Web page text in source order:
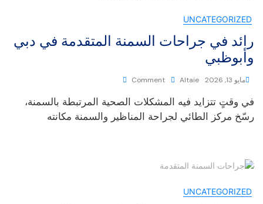
UNCATEGORIZED
رائد في جراحات السمنة المتقدمة في دبي
وأبوظبي
مايو 13, 2026 Altaie
Comment
في وقتٍ تتزايد فيه المشكلات الصحية المرتبطة بالسمنة،
رسّخ مركز الطائي لجراحة المناظير والسمنة مكانته
UNCATEGORIZED